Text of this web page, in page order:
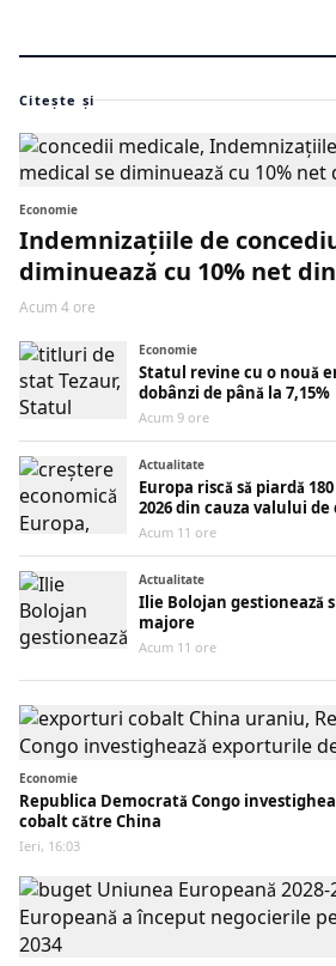
Citește și
Economie
Indemnizațiile de
diminuează cu 10% net
Acum 4 ore
Economie
Statul revine cu o nouă
dobânzi de până la 7,15%
Acum 9 ore
Actualitate
Europa riscă să piardă
2026 din cauza valului
Acum 11 ore
Actualitate
Ilie Bolojan gestionează
majore
Acum 11 ore
Economie
Republica Democrată Congo
cobalt către China
Ieri, 16:03